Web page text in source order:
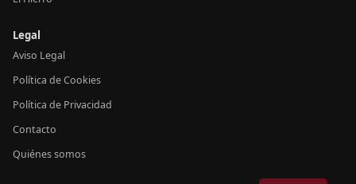
Legal
Aviso Legal
Política de Cookies
Política de Privacidad
Contacto
Quiénes somos